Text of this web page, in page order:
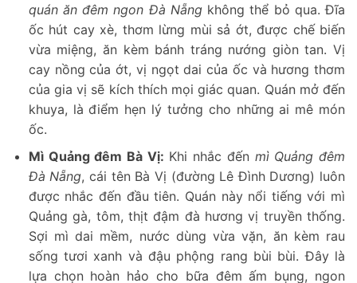
quán ăn đêm ngon Đà Nẵng không thể bỏ qua. Đĩa
ốc hút cay xè, thơm lừng mùi sả ớt, được chế biến
vừa miệng, ăn kèm bánh tráng nướng giòn tan. Vị
cay nồng của ớt, vị ngọt dai của ốc và hương thơm
của gia vị sẽ kích thích mọi giác quan. Quán mở đến
khuya, là điểm hẹn lý tưởng cho những ai mê món
ốc.
Mì Quảng đêm Bà Vị: Khi nhắc đến mì Quảng đêm
Đà Nẵng, cái tên Bà Vị (đường Lê Đình Dương) luôn
được nhắc đến đầu tiên. Quán này nổi tiếng với mì
Quảng gà, tôm, thịt đậm đà hương vị truyền thống.
Sợi mì dai mềm, nước dùng vừa vặn, ăn kèm rau
sống tươi xanh và đậu phộng rang bùi bùi. Đây là
lựa chọn hoàn hảo cho bữa đêm ấm bụng, ngon